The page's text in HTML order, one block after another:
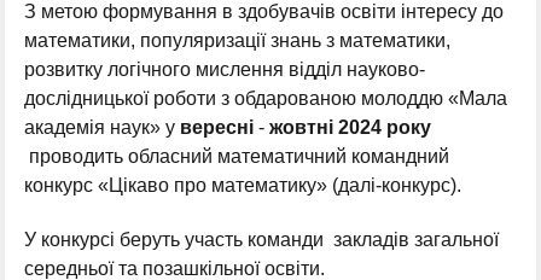
З метою формування в здобувачів освіти інтересу до
математики, популяризації знань з математики,
розвитку логічного мислення відділ науково-
дослідницької роботи з обдарованою молоддю «Мала
академія наук» у вересні - жовтні 2024 року
проводить обласний математичний командний
конкурс «Цікаво про математику» (далі-конкурс).
У конкурсі беруть участь команди закладів загальної
середньої та позашкільної освіти.